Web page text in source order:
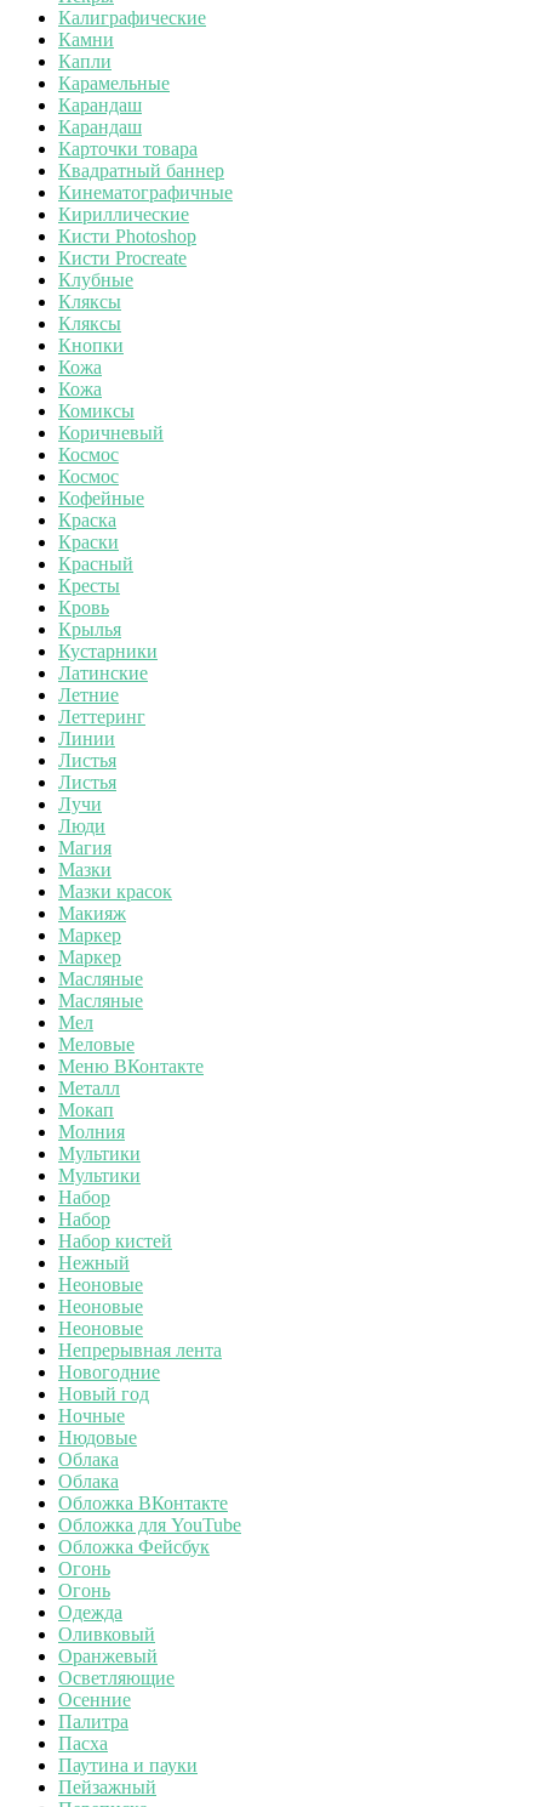
Калиграфические
Камни
Капли
Карамельные
Карандаш
Карандаш
Карточки товара
Квадратный баннер
Кинематографичные
Кириллические
Кисти Photoshop
Кисти Procreate
Клубные
Кляксы
Кляксы
Кнопки
Кожа
Кожа
Комиксы
Коричневый
Космос
Космос
Кофейные
Краска
Краски
Красный
Кресты
Кровь
Крылья
Кустарники
Латинские
Летние
Леттеринг
Линии
Листья
Листья
Лучи
Люди
Магия
Мазки
Мазки красок
Макияж
Маркер
Маркер
Масляные
Масляные
Мел
Меловые
Меню ВКонтакте
Металл
Мокап
Молния
Мультики
Мультики
Набор
Набор
Набор кистей
Нежный
Неоновые
Неоновые
Неоновые
Непрерывная лента
Новогодние
Новый год
Ночные
Нюдовые
Облака
Облака
Обложка ВКонтакте
Обложка для YouTube
Обложка Фейсбук
Огонь
Огонь
Одежда
Оливковый
Оранжевый
Осветляющие
Осенние
Палитра
Пасха
Паутина и пауки
Пейзажный